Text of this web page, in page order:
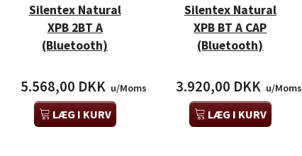
Silentex Natural
XPB 2BT A
(Bluetooth)
5.568,00 DKK u/Moms
LÆG I KURV
Silentex Natural
XPB BT A CAP
(Bluetooth)
3.920,00 DKK u/Moms
LÆG I KURV